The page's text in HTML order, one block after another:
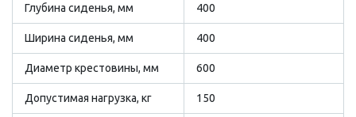
Глубина сиденья, мм 400
Ширина сиденья, мм 400
Диаметр крестовины, мм 600
Допустимая нагрузка, кг 150